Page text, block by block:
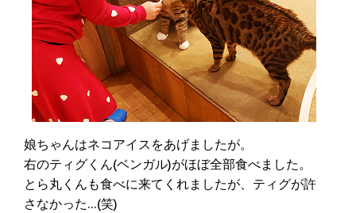
娘ちゃんはネコアイスをあげましたが。
右のティグくん(ベンガル)がほぼ全部食べました。
とら丸くんも食べに来てくれましたが、ティグが許
さなかった…(笑)